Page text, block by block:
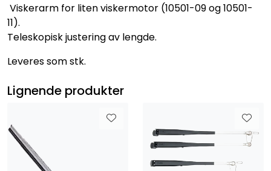
Viskerarm for liten viskermotor (10501-09 og 10501-
11).
Teleskopisk justering av lengde.
Leveres som stk.
Lignende produkter